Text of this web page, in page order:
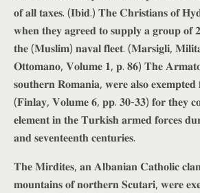
𝐨𝐟 𝐚𝐥𝐥 𝐭𝐚𝐱𝐞𝐬. (𝐈𝐛𝐢𝐝.) 𝐓𝐡𝐞 𝐂𝐡𝐫𝐢𝐬𝐭𝐢𝐚𝐧𝐬 𝐨𝐟
𝐰𝐡𝐞𝐧 𝐭𝐡𝐞𝐲 𝐚𝐠𝐫𝐞𝐞𝐝 𝐭𝐨 𝐬𝐮𝐩𝐩𝐥𝐲 𝐚 𝐠𝐫𝐨𝐮𝐩 𝐨𝐟
𝐭𝐡𝐞 (𝐌𝐮𝐬𝐥𝐢𝐦) 𝐧𝐚𝐯𝐚𝐥 𝐟𝐥𝐞𝐞𝐭. (𝐌𝐚𝐫𝐬𝐢𝐠𝐥𝐢,
𝐎𝐭𝐭𝐨𝐦𝐚𝐧𝐨, 𝐕𝐨𝐥𝐮𝐦𝐞 𝟏, 𝐩. 𝟖𝟔) 𝐓𝐡𝐞
𝐬𝐨𝐮𝐭𝐡𝐞𝐫𝐧 𝐑𝐨𝐦𝐚𝐧𝐢𝐚, 𝐰𝐞𝐫𝐞 𝐚𝐥𝐬𝐨 𝐞𝐱𝐞𝐦𝐩𝐭𝐞𝐝
(𝐅𝐢𝐧𝐥𝐚𝐲, 𝐕𝐨𝐥𝐮𝐦𝐞 𝟔, 𝐩𝐩. 𝟑𝟎-𝟑𝟑) 𝐟𝐨𝐫 𝐭𝐡𝐞𝐲
𝐞𝐥𝐞𝐦𝐞𝐧𝐭 𝐢𝐧 𝐭𝐡𝐞 𝐓𝐮𝐫𝐤𝐢𝐬𝐡 𝐚𝐫𝐦𝐞𝐝 𝐟𝐨𝐫𝐜𝐞𝐬
𝐚𝐧𝐝 𝐬𝐞𝐯𝐞𝐧𝐭𝐞𝐞𝐧𝐭𝐡 𝐜𝐞𝐧𝐭𝐮𝐫𝐢𝐞𝐬.
𝐓𝐡𝐞 𝐌𝐢𝐫𝐝𝐢𝐭𝐞𝐬, 𝐚𝐧 𝐀𝐥𝐛𝐚𝐧𝐢𝐚𝐧 𝐂𝐚𝐭𝐡𝐨𝐥𝐢𝐜
𝐦𝐨𝐮𝐧𝐭𝐚𝐢𝐧𝐬 𝐨𝐟 𝐧𝐨𝐫𝐭𝐡𝐞𝐫𝐧 𝐒𝐜𝐮𝐭𝐚𝐫𝐢, 𝐰𝐞𝐫𝐞